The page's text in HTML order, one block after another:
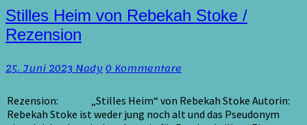
Stilles
Heim
von
Stoke
Rezension
Stilles Heim von Rebekah Stoke /
Rezension
25. Juni 2023NadyKommentare
0 Kommentare
Rezension: „Stilles Heim“ von Rebekah Stoke Autorin:
Rebekah Stoke ist weder jung noch alt und das Pseudonym